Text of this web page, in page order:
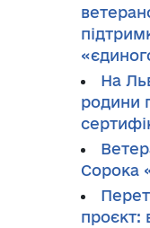
На
родини
Сорока
проєкт: